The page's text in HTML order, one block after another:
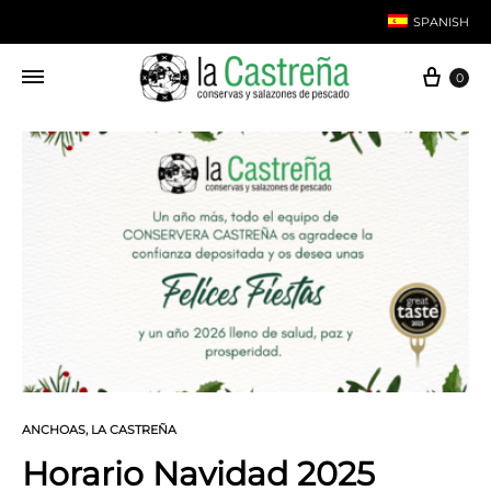
SPANISH
0
ANCHOAS, LA CASTREÑA
Horario Navidad 2025